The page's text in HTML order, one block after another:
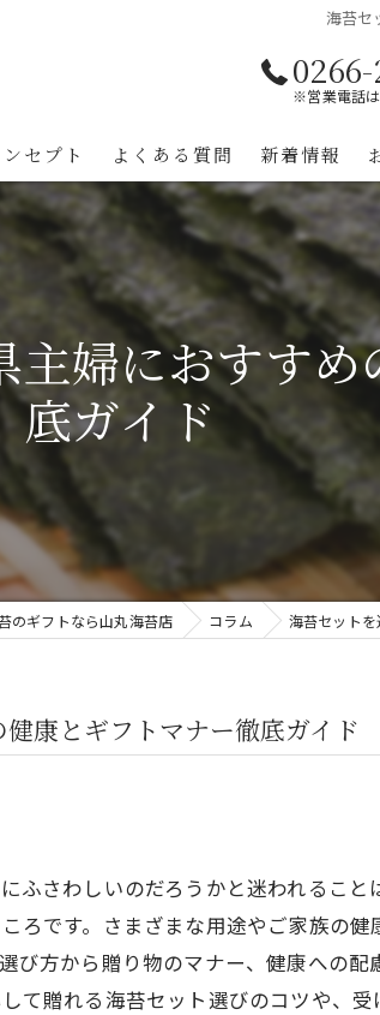
海苔セ
※営業電話
ンセプト よくある質問 新着情報
婦におすす
底ガイド
のギフトなら山丸海苔店 コラム 海苔セット
康とギフトマナー徹底ガイド
さわしいのだろうかと迷われるこ
ろです。さまざまな用途やご家族の
方から贈り物のマナー、健康への
て贈れる海苔セット選びのコツや、